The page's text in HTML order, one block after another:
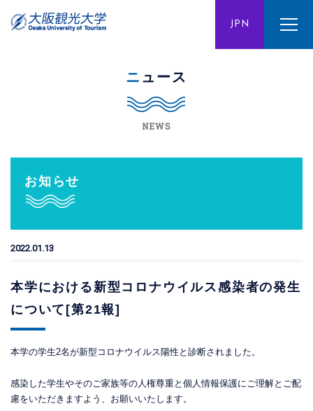
JPN
ENG CHN
ニュース
NEWS
お知らせ
2022.01.13
本学における新型コロナウイルス感染者の発生
について[第21報]
本学の学生2名が新型コロナウイルス陽性と診断されました。
感染した学生やそのご家族等の人権尊重と個人情報保護にご理解とご配
慮をいただきますよう、お願いいたします。